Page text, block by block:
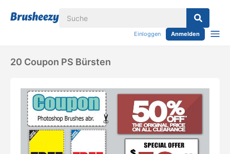
Einloggen Anmelden
20 Coupon PS Bürsten